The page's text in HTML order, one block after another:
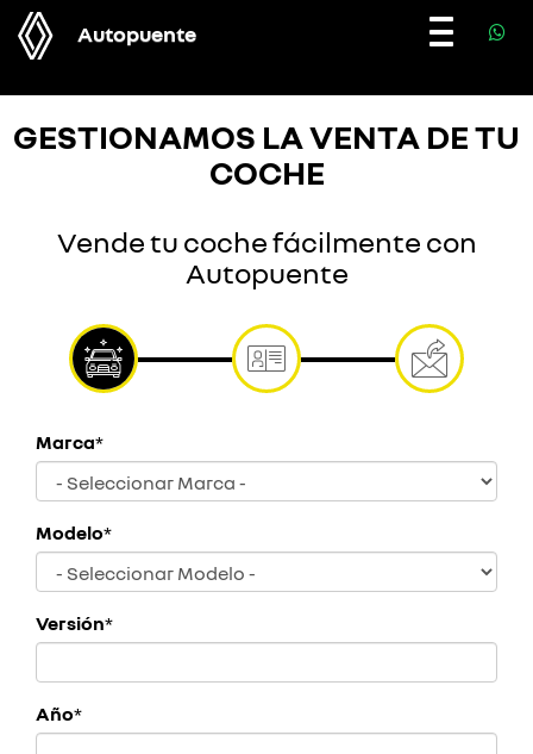
Autopuente
Toggle
GESTIONAMOS LA VENTA DE TU
COCHE
Vende tu coche fácilmente con
Autopuente
Marca*
Modelo*
Versión*
Año*